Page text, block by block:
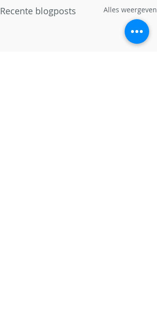
Recente blogposts Alles weergeven